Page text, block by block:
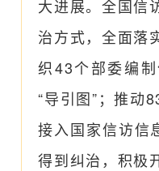
大进展。全国信
治方式，全面落
织43个部委编
“导引图”；推动
接入国家信访信
得到纠治，积极